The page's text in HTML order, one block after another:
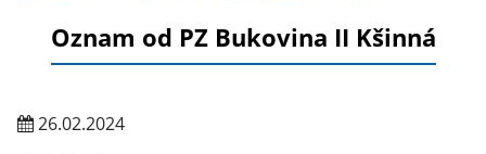
Oznam od PZ Bukovina II Kšinná
26.02.2024